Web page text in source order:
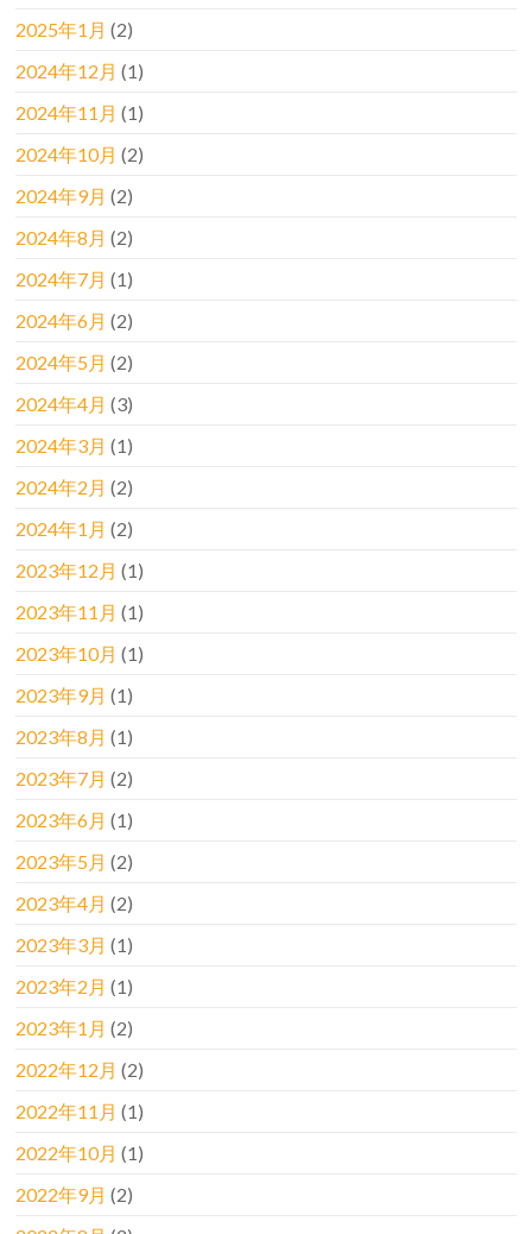
2025年1月 (2)
2024年12月 (1)
2024年11月 (1)
2024年10月 (2)
2024年9月 (2)
2024年8月 (2)
2024年7月 (1)
2024年6月 (2)
2024年5月 (2)
2024年4月 (3)
2024年3月 (1)
2024年2月 (2)
2024年1月 (2)
2023年12月 (1)
2023年11月 (1)
2023年10月 (1)
2023年9月 (1)
2023年8月 (1)
2023年7月 (2)
2023年6月 (1)
2023年5月 (2)
2023年4月 (2)
2023年3月 (1)
2023年2月 (1)
2023年1月 (2)
2022年12月 (2)
2022年11月 (1)
2022年10月 (1)
2022年9月 (2)